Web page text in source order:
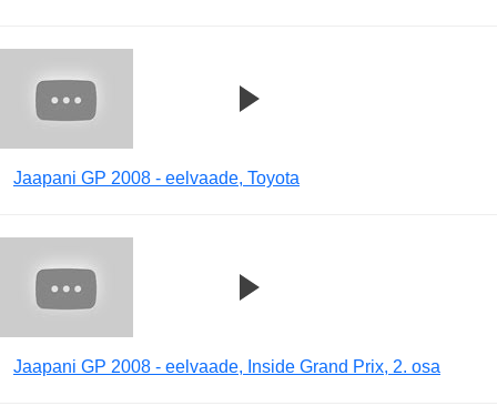
Jaapani GP 2008 - eelvaade, Toyota
Jaapani GP 2008 - eelvaade, Inside Grand Prix, 2. osa